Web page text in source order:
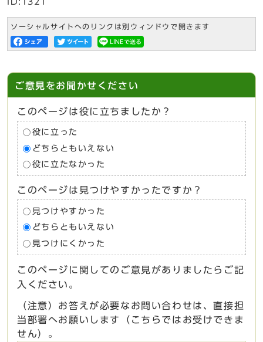
ID:1321
ソーシャルサイトへのリンクは別ウィンドウで開きます
ご意見をお聞かせください
このページは役に立ちましたか？
役に立った
どちらともいえない
役に立たなかった
このページは見つけやすかったですか？
見つけやすかった
どちらともいえない
見つけにくかった
このページに関してのご意見がありましたらご記
入ください。
（注意）お答えが必要なお問い合わせは、直接担
当部署へお願いします（こちらではお受けできま
せん）。